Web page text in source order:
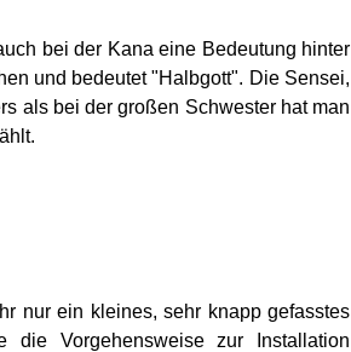
bei der Kana eine Bedeutung hinter
und bedeutet "Halbgott". Die Sensei,
als bei der großen Schwester hat man
nur ein kleines, sehr knapp gefasstes
Vorgehensweise zur Installation